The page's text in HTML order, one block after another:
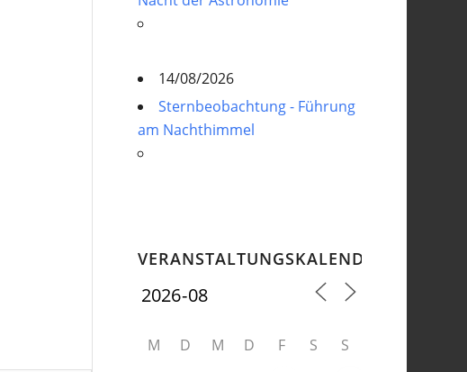
14/08/2026
Sternbeobachtung - Führung
am Nachthimmel
VERANSTALTUNGSKALENDER
M D M D F S
S